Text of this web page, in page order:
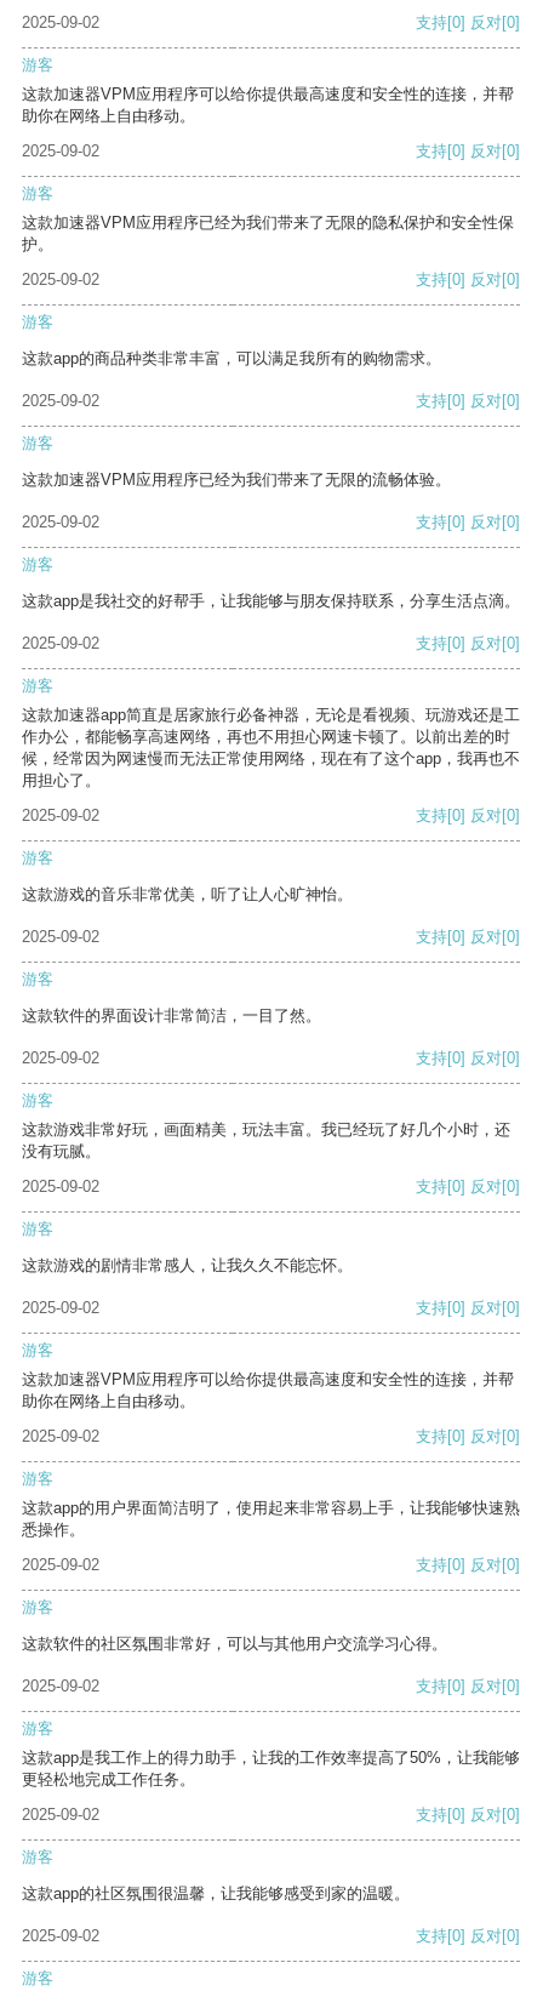
2025-09-02 支持[0] 反对[0]
游客
这款加速器VPM应用程序可以给你提供最高速度和安全性的连接，并帮
助你在网络上自由移动。
2025-09-02
支持[0] 反对[0]
游客
这款加速器VPM应用程序已经为我们带来了无限的隐私保护和安全性保
护。
2025-09-02
支持[0] 反对[0]
游客
这款app的商品种类非常丰富，可以满足我所有的购物需求。
2025-09-02 支持[0] 反对[0]
游客
这款加速器VPM应用程序已经为我们带来了无限的流畅体验。
2025-09-02 支持[0] 反对[0]
游客
这款app是我社交的好帮手，让我能够与朋友保持联系，分享生活点滴。
2025-09-02 支持[0] 反对[0]
游客
这款加速器app简直是居家旅行必备神器，无论是看视频、玩游戏还是工
作办公，都能畅享高速网络，再也不用担心网速卡顿了。以前出差的时
候，经常因为网速慢而无法正常使用网络，现在有了这个app，我再也不
用担心了。
2025-09-02
支持[0] 反对[0]
游客
这款游戏的音乐非常优美，听了让人心旷神怡。
2025-09-02 支持[0] 反对[0]
游客
这款软件的界面设计非常简洁，一目了然。
2025-09-02 支持[0] 反对[0]
游客
这款游戏非常好玩，画面精美，玩法丰富。我已经玩了好几个小时，还
没有玩腻。
2025-09-02
支持[0] 反对[0]
游客
这款游戏的剧情非常感人，让我久久不能忘怀。
2025-09-02 支持[0] 反对[0]
游客
这款加速器VPM应用程序可以给你提供最高速度和安全性的连接，并帮
助你在网络上自由移动。
2025-09-02
支持[0] 反对[0]
游客
这款app的用户界面简洁明了，使用起来非常容易上手，让我能够快速熟
悉操作。
2025-09-02
支持[0] 反对[0]
游客
这款软件的社区氛围非常好，可以与其他用户交流学习心得。
2025-09-02 支持[0] 反对[0]
游客
这款app是我工作上的得力助手，让我的工作效率提高了50%，让我能够
更轻松地完成工作任务。
2025-09-02
支持[0] 反对[0]
游客
这款app的社区氛围很温馨，让我能够感受到家的温暖。
2025-09-02 支持[0] 反对[0]
游客